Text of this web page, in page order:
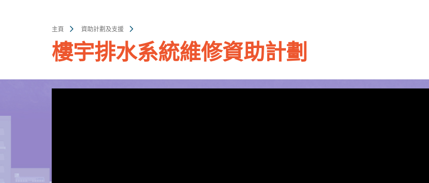
主頁 資助計劃及支援
樓宇排水系統維修資助計劃